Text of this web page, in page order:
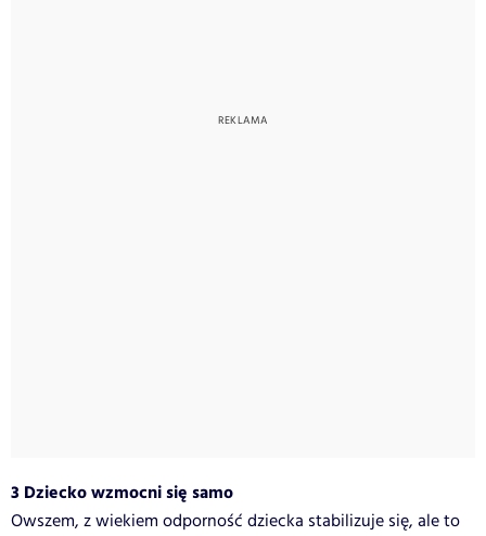
3 Dziecko wzmocni się samo
Owszem, z wiekiem odporność dziecka stabilizuje się, ale to